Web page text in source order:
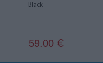
Black
59.00 €